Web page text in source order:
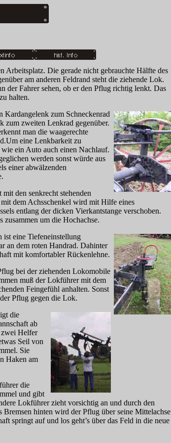
Arbeitsplatz. Die gerade nicht gebrauchte Hälfte des
am anderen Feldrand steht die ziehende Lok.
der Fahrer sehen, ob er den Pflug richtig lenkt. Das
halten.
zum Schneckenrad
zum zweiten Lenkrad gegenüber.
man die waagerechte
eine Lenkbarkeit zu
ein Auto auch einen Nachlauf.
werden sonst würde aus
einer abwälzenden
den senkrecht stehenden
dem Achsschenkel wird mit Hilfe eines
entlang der dicken Vierkantstange verschoben.
zusammen um die Hochachse.
ist eine Tiefeneinstellung
an dem roten Handrad. Dahinter
mit komfortabler Rückenlehne.
bei der ziehenden Lokomobile
muß der Lokführer mit dem
Feingefühl anhalten. Sonst
Pflug gegen die Lok.
die
ab
Helfer
Seil von
Sie
Haken am
die
und gibt
Lokführer zieht vorsichtig an und durch den
Bremsen hinten wird der Pflug über seine Mittelachse
springt auf und los geht’s über das Feld in die neue